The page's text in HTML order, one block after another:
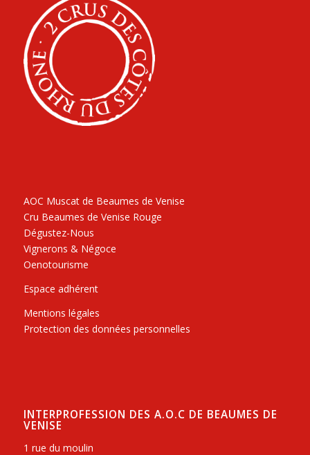
AOC Muscat de Beaumes de Venise
Cru Beaumes de Venise Rouge
Dégustez-Nous
Vignerons & Négoce
Oenotourisme
Espace adhérent
Mentions légales
Protection des données personnelles
INTERPROFESSION DES A.O.C DE BEAUMES DE
VENISE
1 rue du moulin